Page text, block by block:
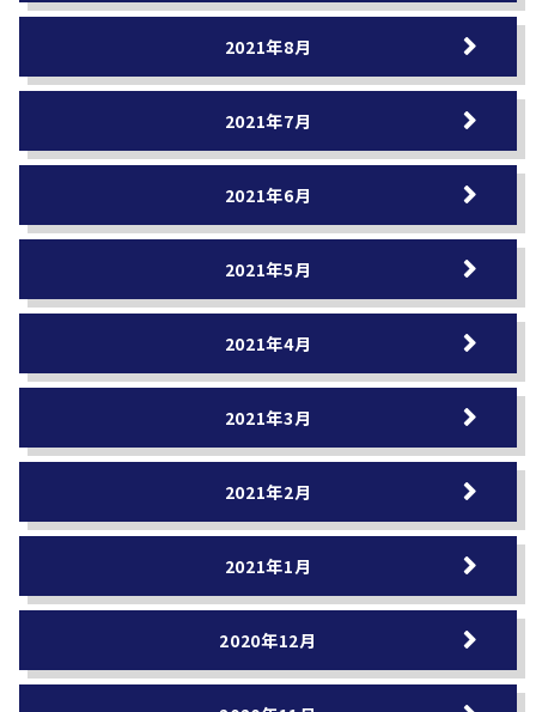
2021年8月
2021年7月
2021年6月
2021年5月
2021年4月
2021年3月
2021年2月
2021年1月
2020年12月